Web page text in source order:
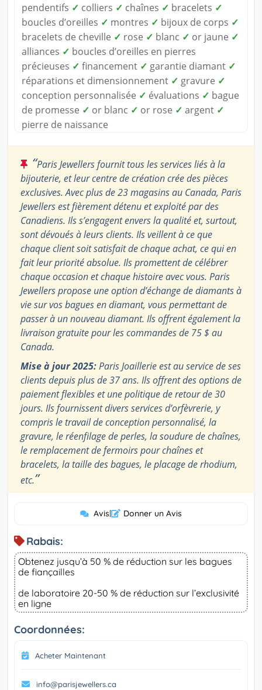
pendentifs ✓ colliers ✓ chaînes ✓ bracelets ✓
boucles d’oreilles ✓ montres ✓ bijoux de corps ✓
bracelets de cheville ✓ rose ✓ blanc ✓ or jaune ✓
alliances ✓ boucles d’oreilles en pierres
précieuses ✓ financement ✓ garantie diamant ✓
réparations et dimensionnement ✓ gravure ✓
conception personnalisée ✓ évaluations ✓ bague
de promesse ✓ or blanc ✓ or rose ✓ argent ✓
pierre de naissance
“Paris Jewellers fournit tous les services liés à la
bijouterie, et leur centre de création crée des pièces
exclusives. Avec plus de 23 magasins au Canada, Paris
Jewellers est fièrement détenu et exploité par des
Canadiens. Ils s’engagent envers la qualité et, surtout,
sont dévoués à leurs clients. Ils veillent à ce que
chaque client soit satisfait de chaque achat, ce qui en
fait leur priorité absolue. Ils promettent de célébrer
chaque occasion et chaque histoire avec vous. Paris
Jewellers propose une option d’échange de diamants à
vie sur vos bagues en diamant, vous permettant de
passer à un nouveau diamant. Ils offrent également la
livraison gratuite pour les commandes de 75 $ au
Canada.
Mise à jour 2025:Paris Joaillerie est au service de ses
clients depuis plus de 37 ans. Ils offrent des options de
paiement flexibles et une politique de retour de 30
jours. Ils fournissent divers services d’orfèvrerie, y
compris le travail de conception personnalisé, la
gravure, le réenfilage de perles, la soudure de chaînes,
le remplacement de fermoirs pour chaînes et
bracelets, la taille des bagues, le placage de rhodium,
etc.”
Avis| Donner un Avis
Rabais:
Obtenez jusqu’à 50 % de réduction sur les bagues
de fiançailles
de laboratoire 20-50 % de réduction sur l’exclusivité
en ligne
Coordonnées:
Acheter Maintenant
info@parisjewellers.ca